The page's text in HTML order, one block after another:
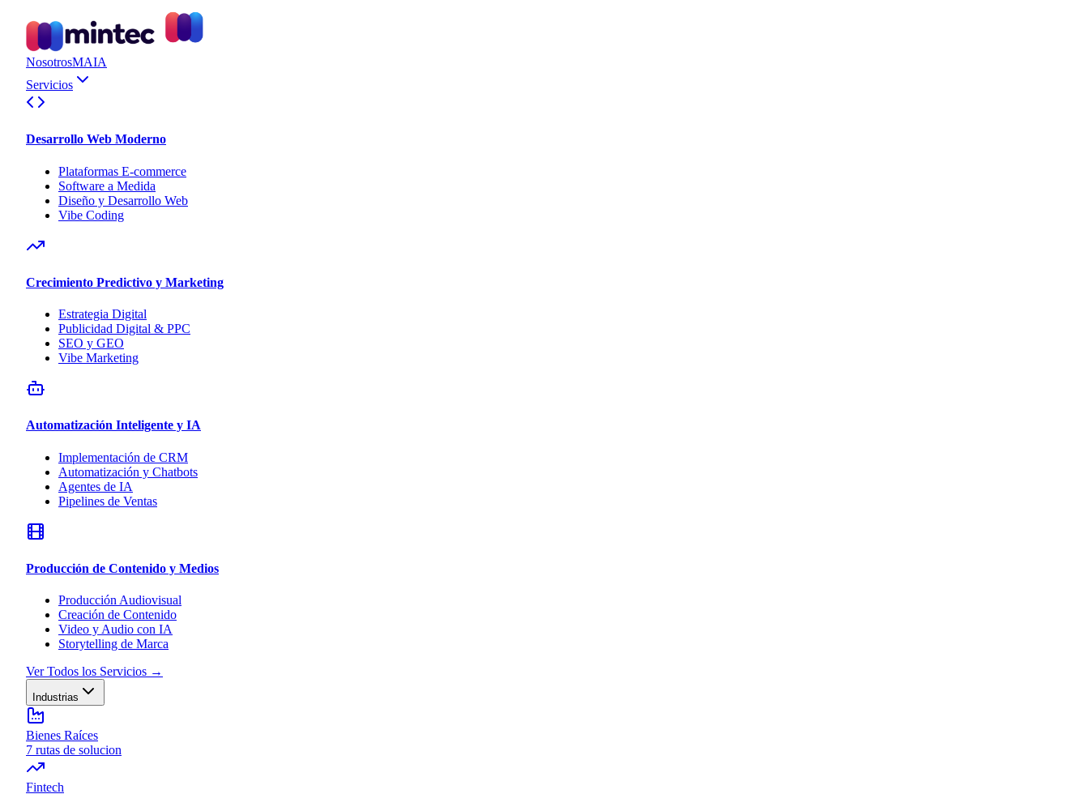
NosotrosMAIA
Servicios
Desarrollo Web Moderno
Plataformas E-commerce
Software a Medida
Diseño y Desarrollo Web
Vibe Coding
Crecimiento Predictivo y Marketing
Estrategia Digital
Publicidad Digital & PPC
SEO y GEO
Vibe Marketing
Automatización Inteligente y IA
Implementación de CRM
Automatización y Chatbots
Agentes de IA
Pipelines de Ventas
Producción de Contenido y Medios
Producción Audiovisual
Creación de Contenido
Video y Audio con IA
Storytelling de Marca
Ver Todos los Servicios →
Industrias
Bienes Raíces
7 rutas de solucion
Fintech